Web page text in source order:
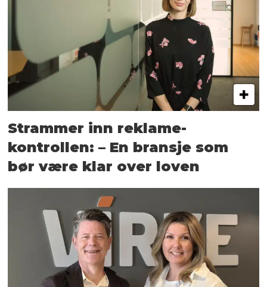
Strammer inn reklame-
kontrollen: – En bransje som
bør være klar over loven